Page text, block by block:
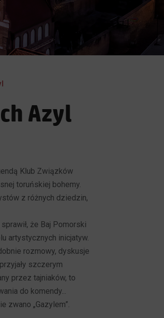
Azyl
Klub Związków
toruńskiej bohemy.
z różnych dziedzin,
że Baj Pomorski
artystycznych inicjatyw.
rozmowy, dyskusje
szczerym
przez tajniaków, to
do komendy...
zwano „Gazylem”.